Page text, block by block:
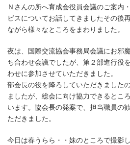
Ｎさんの所へ育成会役員会議のご案内
ビスについてお話してきましたその後
ながら様々なところをまわりました。
夜は、国際交流協会事務局会議にお邪
ち合わせ会議でしたが、第２部進行役
わせに参加させていただきました。
部会長の役を降ろしていただきました
ましたが、総会に向け協力できるとこ
います。協会長の発案で、担当職員の
ただきました。
今日は春うらら・・妹のところで撮影